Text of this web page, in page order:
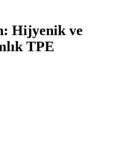
Hijyenik ve
TPE